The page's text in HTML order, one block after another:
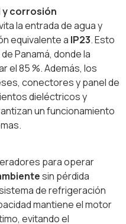
corrosión
la entrada de agua y
equivalente a IP23. Esto
Panamá, donde la
el 85 %. Además, los
conectores y panel de
dieléctricos y
un funcionamiento
para operar
sin pérdida
de refrigeración
mantiene el motor
evitando el